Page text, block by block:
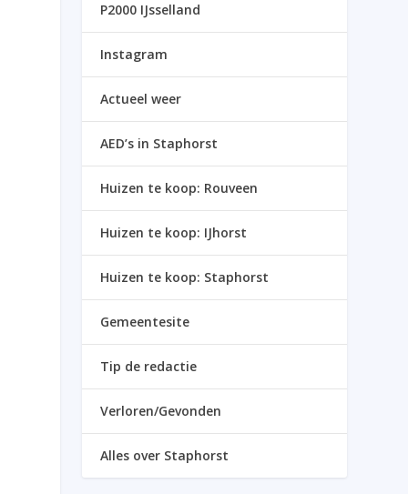
P2000 IJsselland
Instagram
Actueel weer
AED’s in Staphorst
Huizen te koop: Rouveen
Huizen te koop: IJhorst
Huizen te koop: Staphorst
Gemeentesite
Tip de redactie
Verloren/Gevonden
Alles over Staphorst